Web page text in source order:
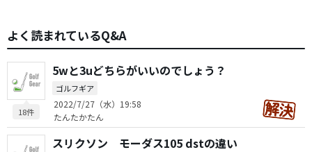
よく読まれているQ&A
18件
5wと3uどちらがいいのでしょう？
ゴルフギア
2022/7/27（水）19:58
たんたかたん
スリクソン モーダス105 dstの違い